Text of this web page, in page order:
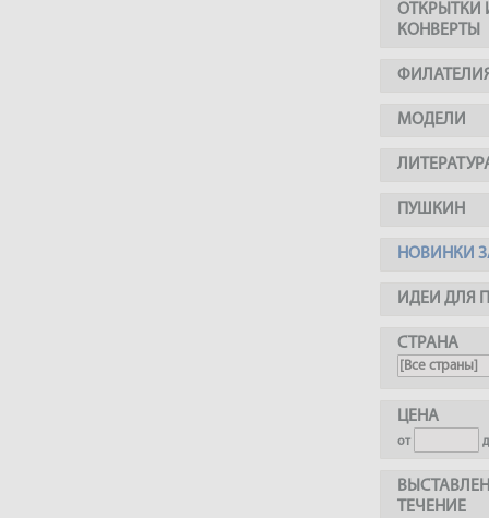
ОТКРЫТКИ
КОНВЕРТЫ
МОДЕЛИ
ПУШКИН
НОВИНКИ
ИДЕИ ДЛЯ
СТРАНА
ЦЕНА
от
ТЕЧЕНИЕ